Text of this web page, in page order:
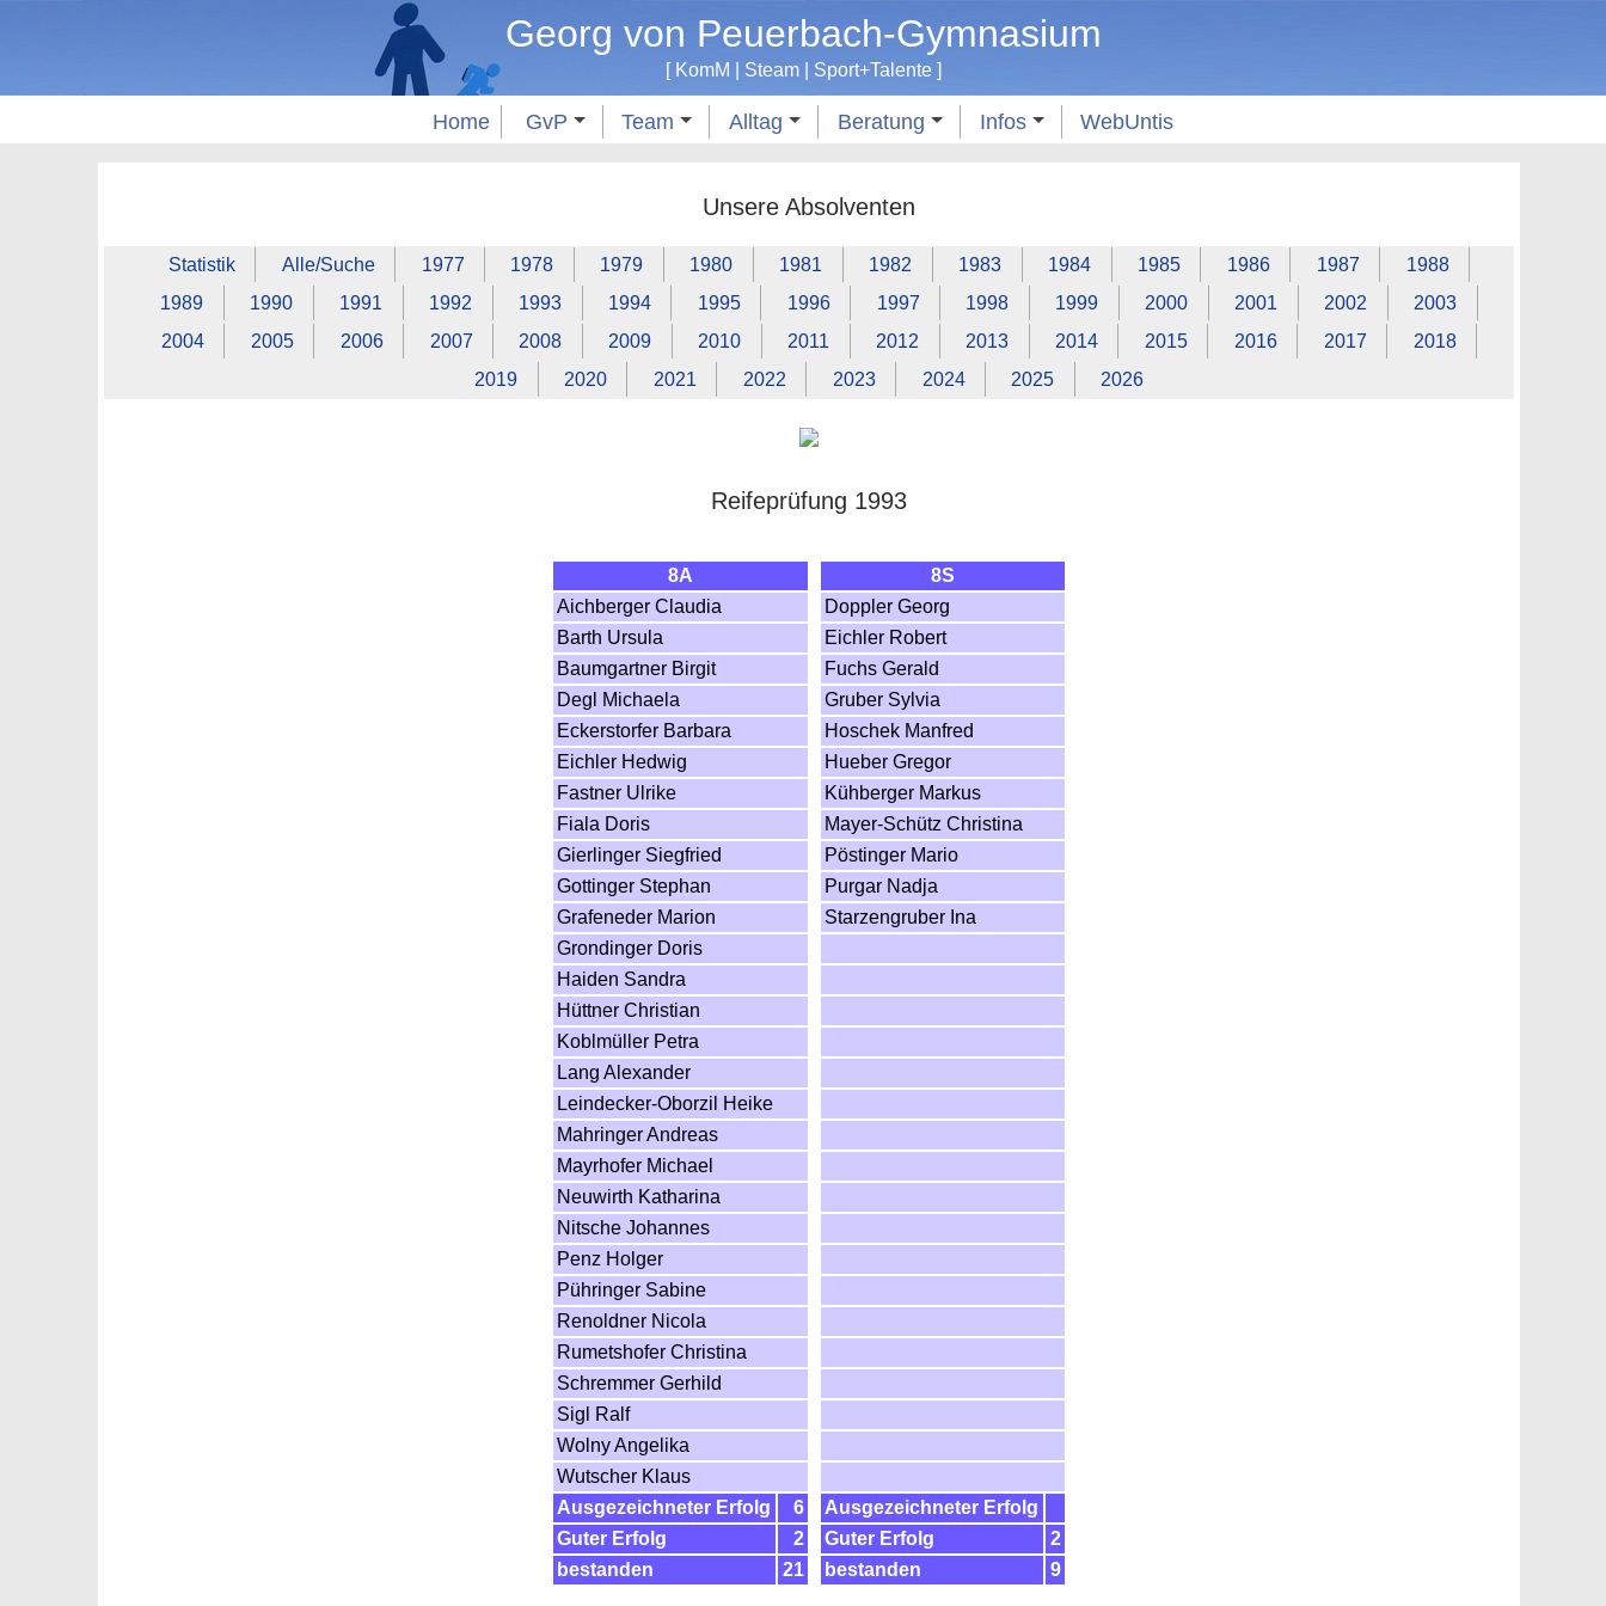
Georg von Peuerbach-Gymnasium
[ KomM Steam| Sport+Talente]
Home GvP Team Alltag Beratung Infos WebUntis
Unsere Absolventen
Statistik Alle/Suche 1977 1978 1979 1980 1981 1982 1983 1984 1985 1986 1987
1988
1989
1990 1991 1992 1993 1994 1995 1996 1997 1998 1999 2000 2001 2002
2003
2004
2005 2006 2007 2008 2009 2010 2011 2012 2013 2014 2015 2016 2017
2018
2019
2020 2021 2022 2023 2024 2025 2026
Reifeprüfung 1993
8A
8S
Aichberger Claudia
Doppler Georg
Barth Ursula
Eichler Robert
Baumgartner Birgit
Fuchs Gerald
Degl Michaela
Gruber Sylvia
Eckerstorfer Barbara
Hoschek Manfred
Eichler Hedwig
Hueber Gregor
Fastner Ulrike
Kühberger Markus
Fiala Doris
Mayer-Schütz Christina
Gierlinger Siegfried
Pöstinger Mario
Gottinger Stephan
Purgar Nadja
Grafeneder Marion
Starzengruber Ina
Grondinger Doris
Haiden Sandra
Hüttner Christian
Koblmüller Petra
Lang Alexander
Leindecker-Oborzil Heike
Mahringer Andreas
Mayrhofer Michael
Neuwirth Katharina
Nitsche Johannes
Penz Holger
Pühringer Sabine
Renoldner Nicola
Rumetshofer Christina
Schremmer Gerhild
Sigl Ralf
Wolny Angelika
Wutscher Klaus
Ausgezeichneter Erfolg
6
Ausgezeichneter Erfolg
Guter Erfolg
2 Guter Erfolg
2
bestanden
21 bestanden 9